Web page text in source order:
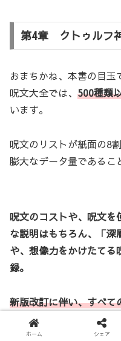
第4章 クトゥルフ
おまちかね、本書の目
呪文大全では、 500種類
います。
呪文のリストが紙面の8
膨大なデータ量であるこ
呪文のコストや、呪文を
な説明はもちろん、「
や、想像力をかけたてる
録。
新版改訂に伴い、すべて
を考慮してアップデート
ホーム シェア